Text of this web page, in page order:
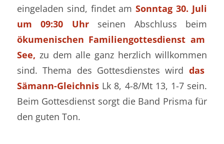
eingeladen sind, findet amSonntag 30. Juli
um 09:30 Uhr
seinen Abschluss beim
ökumenischen Familiengottesdienst am
See, zu dem alle ganz herzlich willkommen
sind. Thema des Gottesdienstes wird das
Sämann-Gleichnis Lk8, 4-8/Mt13, 1-7 sein.
Beim Gottesdienst sorgt die Band Prisma für
den guten Ton.